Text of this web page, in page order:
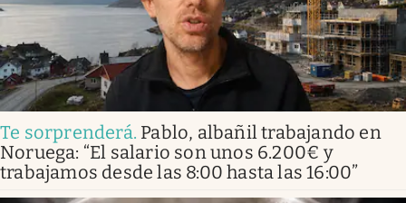
Te sorprenderá. Pablo, albañil trabajando en
Noruega: “El salario son unos 6.200€ y
trabajamos desde las 8:00 hasta las 16:00”